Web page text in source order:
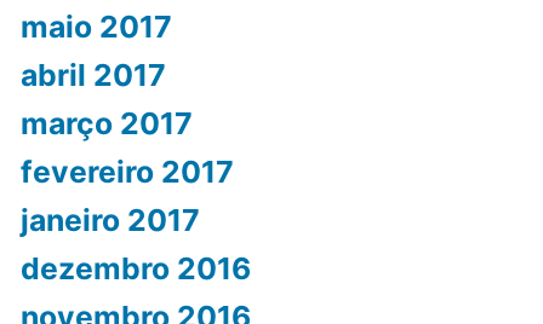
maio 2017
abril 2017
março 2017
fevereiro 2017
janeiro 2017
dezembro 2016
novembro 2016